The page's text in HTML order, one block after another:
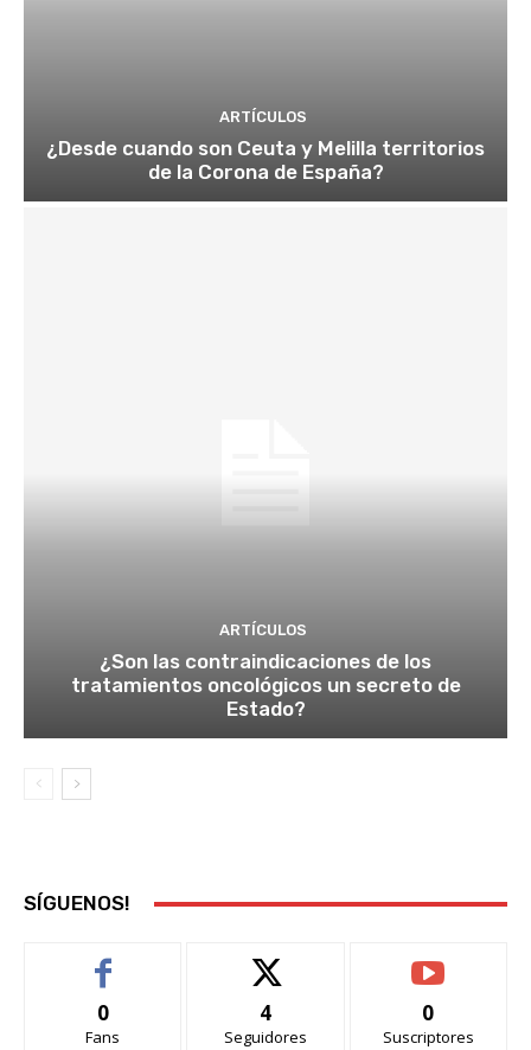
ARTÍCULOS
¿Desde cuando son Ceuta y Melilla territorios
de la Corona de España?
ARTÍCULOS
¿Son las contraindicaciones de los
tratamientos oncológicos un secreto de
Estado?
SÍGUENOS!
0
Fans
4
Seguidores
0
Suscriptores